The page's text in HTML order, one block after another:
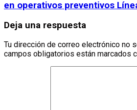
en operativos preventivos
Deja una respuesta
Tu dirección de correo electrónico no
campos obligatorios están marcados